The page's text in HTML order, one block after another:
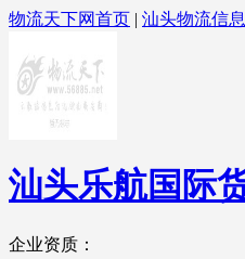
物流天下网首页 | 汕头物流信
汕头乐航国际
企业资质：